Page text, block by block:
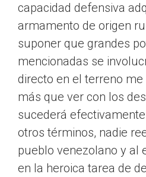
capacidad defensiva
armamento de origen
suponer que grandes
mencionadas se
directo en el terreno
más que ver con los
sucederá
otros términos, nadie
pueblo venezolano y al
en la heroica tarea de